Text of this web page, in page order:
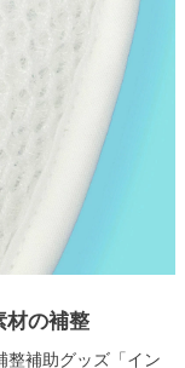
材の補整
整補助グッズ「イン